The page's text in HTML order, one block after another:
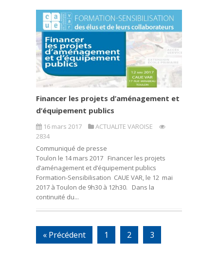
Financer les projets d’aménagement et
d’équipement publics
16 mars 2017
ACTUALITE VAROISE
2834
Communiqué de presse
Toulon le 14 mars 2017 Financer les projets
d’aménagement et d’équipement publics
Formation-Sensibilisation CAUE VAR, le 12 mai
2017 à Toulon de 9h30 à 12h30. Dans la
continuité du...
« Précédent 1 2 3